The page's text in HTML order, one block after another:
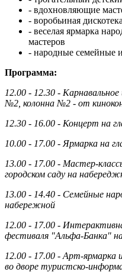
- вдохновляющие
- воробьиная
- веселая ярмарка
мастеров
- народные семейные
Программа:
12.00 - 12.30 -
№2, колонна №2 - от
12.30 - 16.00 - Концерт на
10.00 - 17.00 - Ярмарка на
13.00 - 17.00 - Мастер-
городском саду на
13.00 - 14.40 - Семейные
набережной
12.00 - 17.00 -
фестиваля "Альфа-Банка"
12.00 - 17.00 - Арт-ярмарка
во дворе туристско-